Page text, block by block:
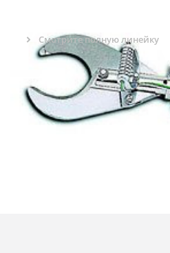
Смотрите полную линейку